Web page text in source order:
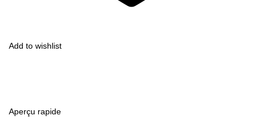
Add to wishlist
Aperçu rapide